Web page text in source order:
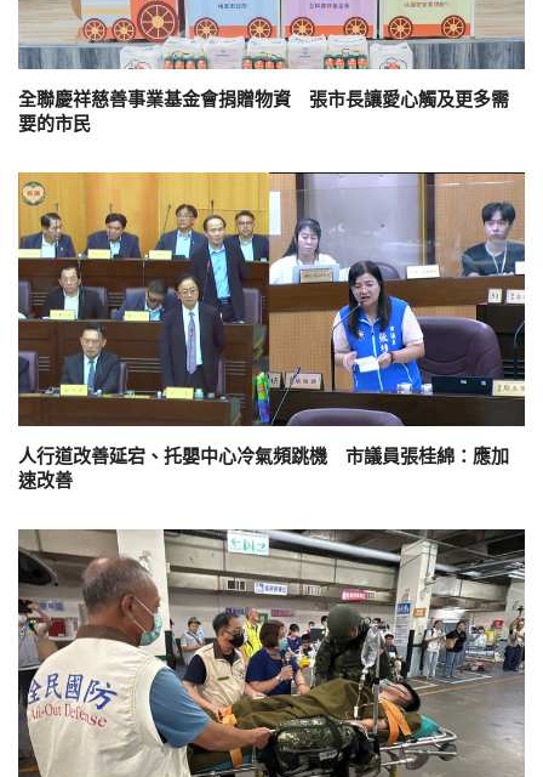
全聯慶祥慈善事業基金會捐贈物資 張市長讓愛心觸及更多需
要的市民
人行道改善延宕、托嬰中心冷氣頻跳機 市議員張桂綿：應加
速改善